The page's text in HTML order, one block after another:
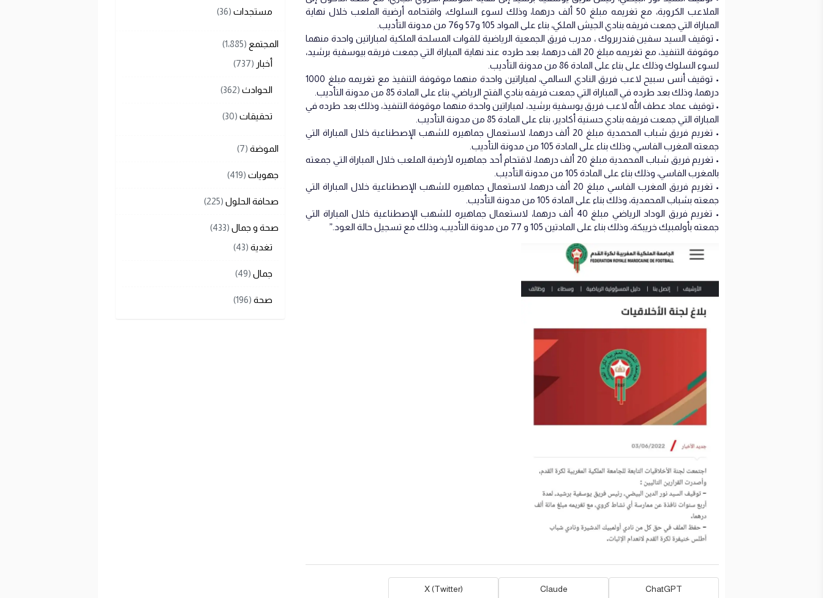
الملاعب الكروية، مع تغريمه مبلغ 50 ألف درهما، وذلك لسوء السلوك، واقتحامه أرضية الملعب خلال نهاية
المباراة التي جمعت فريقه بنادي الجيش الملكي، بناء على المواد 105 و57 و76 من مدونة التأديب.
• توقيف السيد سفين فندربروك ، مدرب فريق الجمعية الرياضية للقوات المسلحة الملكية لمباراتين واحدة منهما
موقوفة التنفيذ، مع تغريمه مبلغ 20 الف درهما، بعد طرده عند نهاية المباراة التي جمعت فريقه بيوسفية برشيد،
لسوء السلوك وذلك على بناء على المادة 86 من مدونة التأديب.
• توقيف أنس سبيح لاعب فريق النادي السالمي، لمباراتين واحدة منهما موقوفة التنفيذ مع تغريمه مبلغ 1000
درهما، وذلك بعد طرده في المباراة التي جمعت فريقه بنادي الفتح الرياضي، بناء على المادة 85 من مدونة التأديب.
• توقيف عماد عطف الله لاعب فريق يوسفية برشيد، لمباراتين واحدة منهما موقوفة التنفيذ، وذلك بعد طرده في
المباراة التي جمعت فريقه بنادي حسنية أكادير، بناء على المادة 85 من مدونة التأديب.
• تغريم فريق شباب المحمدية مبلغ 20 ألف درهما، لاستعمال جماهيره للشهب الإصطناعية خلال المباراة التي
جمعته المغرب الفاسي، وذلك بناء على المادة 105 من مدونة التأديب.
• تغريم فريق شباب المحمدية مبلغ 20 ألف درهما، لاقتحام أحد جماهيره لأرضية الملعب خلال المباراة التي جمعته
بالمغرب الفاسي، وذلك بناء على المادة 105 من مدونة التأديب.
• تغريم فريق المغرب الفاسي مبلغ 20 ألف درهما، لاستعمال جماهيره للشهب الإصطناعية خلال المباراة التي
جمعته بشباب المحمدية، وذلك بناء على المادة 105 من مدونة التأديب.
• تغريم فريق الوداد الرياضي مبلغ 40 ألف درهما، لاستعمال جماهيره للشهب الإصطناعية خلال المباراة التي
جمعته بأولمبيك خريبكة، وذلك بناء على المادتين 105 و 77 من مدونة التأديب، وذلك مع تسجيل حالة العود.”
ChatGPT
Claude
X (Twitter)
مستجدات (36)
المجتمع (1٬885)
أخبار (737)
الحوادث (362)
تحقيقات (30)
الموضة (7)
جهويات (419)
صحافة الحلول (225)
صحة و جمال (433)
تغدية (43)
جمال (49)
صحة (196)